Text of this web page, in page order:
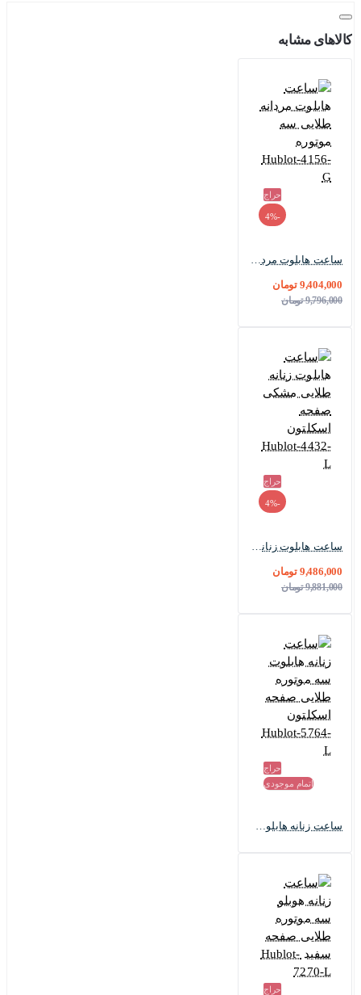
کالاهای مشابه
حراج
-4%
ساعت هابلوت مردانه طلایی سه موتوره Hublot-4156-G
9,404,000 تومان
9,796,000 تومان
حراج
-4%
ساعت هابلوت زنانه طلایی مشکی صفحه اسکلتون Hublot-4432-L
9,486,000 تومان
9,881,000 تومان
حراج
اتمام موجودی
ساعت زنانه هابلوت سه موتوره طلایی صفحه اسکلتون Hublot-5764-L
حراج